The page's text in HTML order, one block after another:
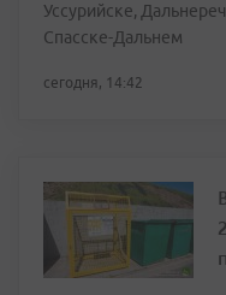
Уссурийске,
Спасске-Дальнем
сегодня, 14:42